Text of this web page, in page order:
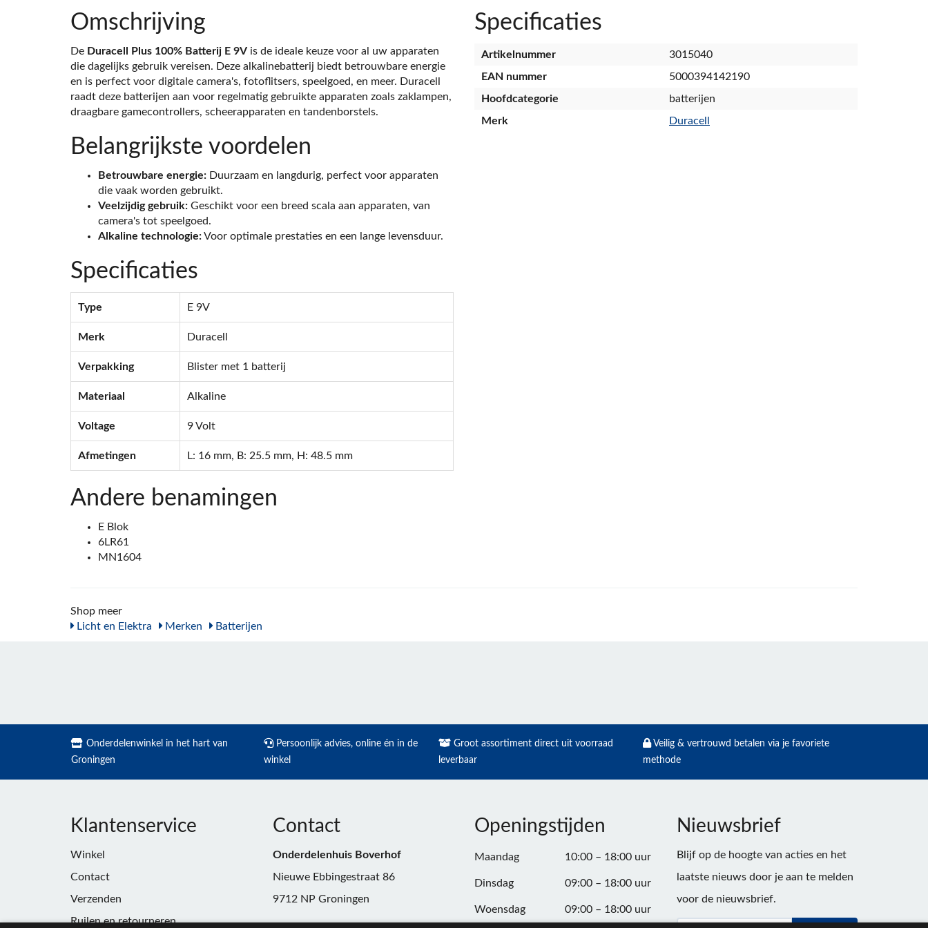
Omschrijving
De Duracell Plus 100% Batterij E 9V is de ideale keuze voor al uw apparaten
die dagelijks gebruik vereisen. Deze alkalinebatterij biedt betrouwbare energie
en is perfect voor digitale camera's, fotoflitsers, speelgoed, en meer. Duracell
raadt deze batterijen aan voor regelmatig gebruikte apparaten zoals zaklampen,
draagbare gamecontrollers, scheerapparaten en tandenborstels.
Belangrijkste voordelen
Betrouwbare energie: Duurzaam en langdurig, perfect voor apparaten
die vaak worden gebruikt.
Veelzijdig gebruik: Geschikt voor een breed scala aan apparaten, van
camera's tot speelgoed.
Alkaline technologie:Voor optimale prestaties en een lange levensduur.
Specificaties
Type E 9V
Merk Duracell
Verpakking Blister met 1 batterij
Materiaal Alkaline
Voltage 9 Volt
Afmetingen L: 16 mm, B: 25.5 mm, H: 48.5 mm
Andere benamingen
E Blok
6LR61
MN1604
Specificaties
Artikelnummer
3015040
EAN nummer
5000394142190
Hoofdcategorie
batterijen
Merk
Duracell
Shop meer
Licht en Elektra
Merken Batterijen
Onderdelenwinkel in het hart van
Groningen
Persoonlijk advies, online én in de
winkel
Groot assortiment direct uit voorraad
leverbaar
Veilig & vertrouwd betalen via je favoriete
methode
Klantenservice
Winkel
Contact
Verzenden
Ruilen en retourneren
Contact
Onderdelenhuis Boverhof
Nieuwe Ebbingestraat 86
9712 NP Groningen
Openingstijden
Maandag 10:00 – 18:00 uur
Dinsdag 09:00 – 18:00 uur
Woensdag 09:00 – 18:00 uur
Nieuwsbrief
Blijf op de hoogte van acties en het
laatste nieuws door je aan te melden
voor de nieuwsbrief.